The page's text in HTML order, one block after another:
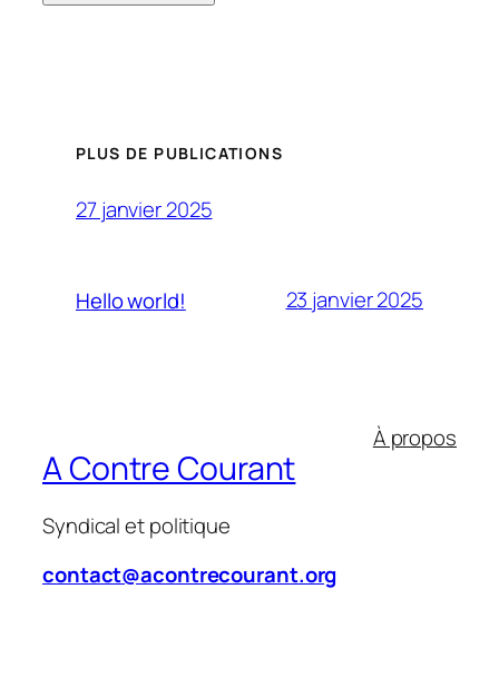
PLUS DE PUBLICATIONS
27 janvier 2025
Hello world! 23 janvier 2025
A Contre Courant
Syndical et politique
contact@acontrecourant.org
À propos